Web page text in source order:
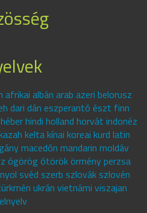
albán arab azeri belorusz
dari dán eszperantó észt finn
hindi holland horvát indonéz
kelta kínai koreai kurd latin
macedón mandarin moldáv
ógörög ótörök örmény perzsa
svéd szerb szlovák szlovén
ukrán vietnámi viszajan